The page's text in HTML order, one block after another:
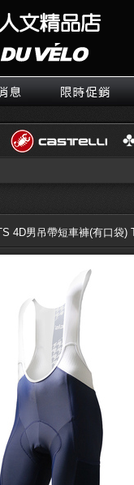
4D男吊帶短車褲(有口袋)